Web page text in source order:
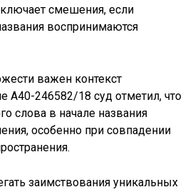
смешения, если
воспринимаются
важен контекст
А40-246582/18 суд отметил, что
слова в начале названия
особенно при совпадении
заимствования уникальных